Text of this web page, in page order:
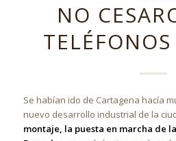
NO
Se habían ido de Cartagena hacía
nuevo desarrollo industrial de la
montaje, la puesta en marcha de